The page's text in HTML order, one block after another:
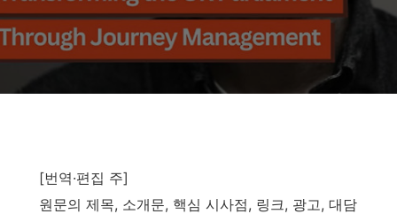
[번역·편집 주]
원문의 제목, 소개문, 핵심 시사점, 링크, 광고, 대담